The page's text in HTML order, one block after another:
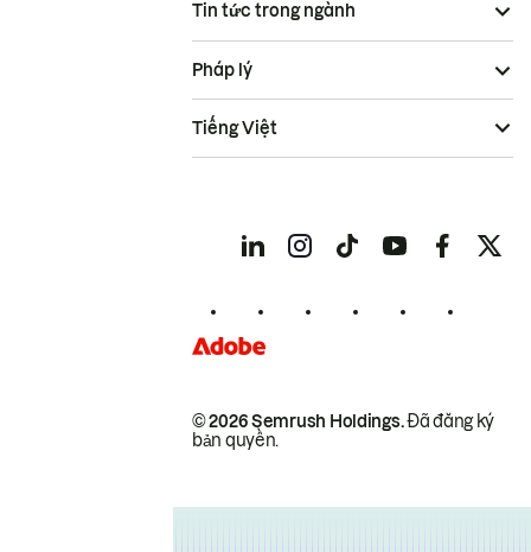
Tin tức trong ngành
© 2026 Semrush Holdings.Đã đăng ký
bản quyền.
Pháp lý
Tiếng Việt